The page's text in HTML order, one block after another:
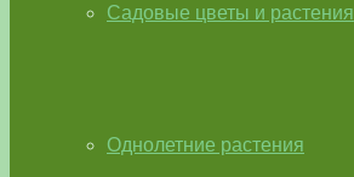
Садовые цветы и растения
Однолетние растения